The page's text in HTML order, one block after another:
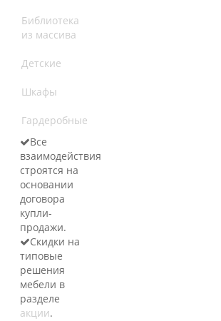
Библиотека
из массива
Детские
Шкафы
Гардеробные
Все
взаимодействия
строятся на
основании
договора
купли-
продажи.
Скидки на
типовые
решения
мебели в
разделе
акции.